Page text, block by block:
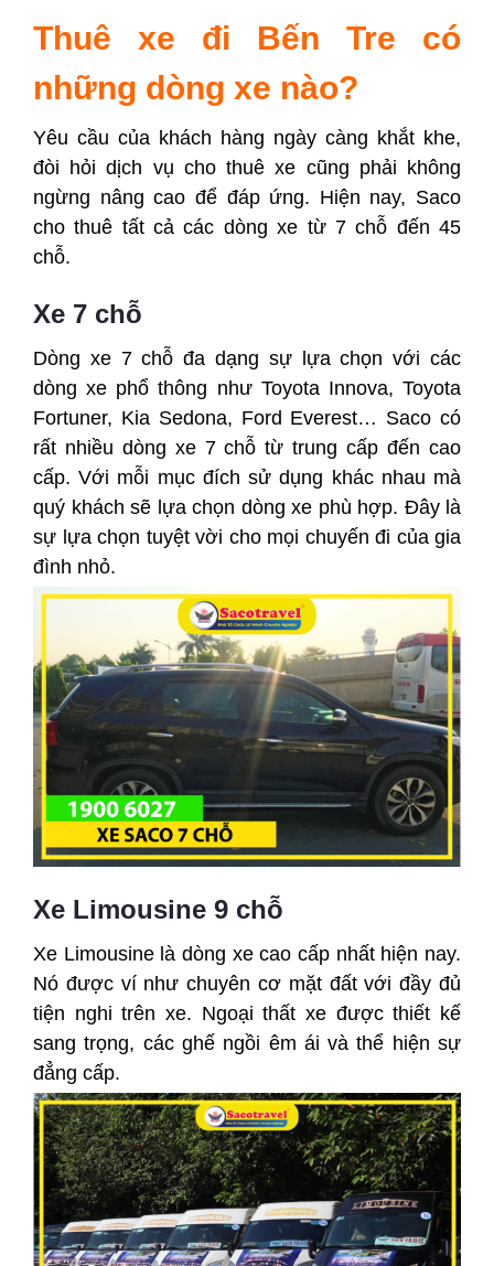
Thuê xe đi Bến Tre có
những dòng xe nào?
Yêu cầu của khách hàng ngày càng khắt khe,
đòi hỏi dịch vụ cho thuê xe cũng phải không
ngừng nâng cao để đáp ứng. Hiện nay, Saco
cho thuê tất cả các dòng xe từ 7 chỗ đến 45
chỗ.
Xe 7 chỗ
Dòng xe 7 chỗ đa dạng sự lựa chọn với các
dòng xe phổ thông như Toyota Innova, Toyota
Fortuner, Kia Sedona, Ford Everest… Saco có
rất nhiều dòng xe 7 chỗ từ trung cấp đến cao
cấp. Với mỗi mục đích sử dụng khác nhau mà
quý khách sẽ lựa chọn dòng xe phù hợp. Đây là
sự lựa chọn tuyệt vời cho mọi chuyến đi của gia
đình nhỏ.
Xe Limousine 9 chỗ
Xe Limousine là dòng xe cao cấp nhất hiện nay.
Nó được ví như chuyên cơ mặt đất với đầy đủ
tiện nghi trên xe. Ngoại thất xe được thiết kế
sang trọng, các ghế ngồi êm ái và thể hiện sự
đẳng cấp.